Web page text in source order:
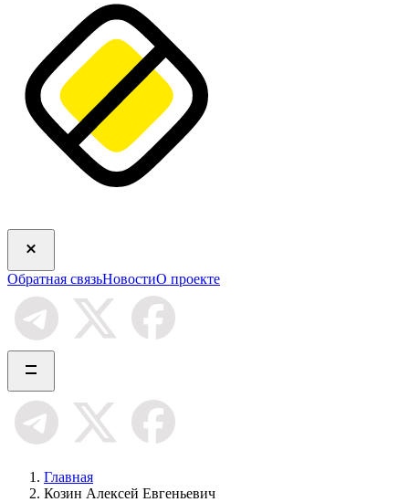
Обратная связьНовостиО проекте
Главная
Козин Алексей Евгеньевич